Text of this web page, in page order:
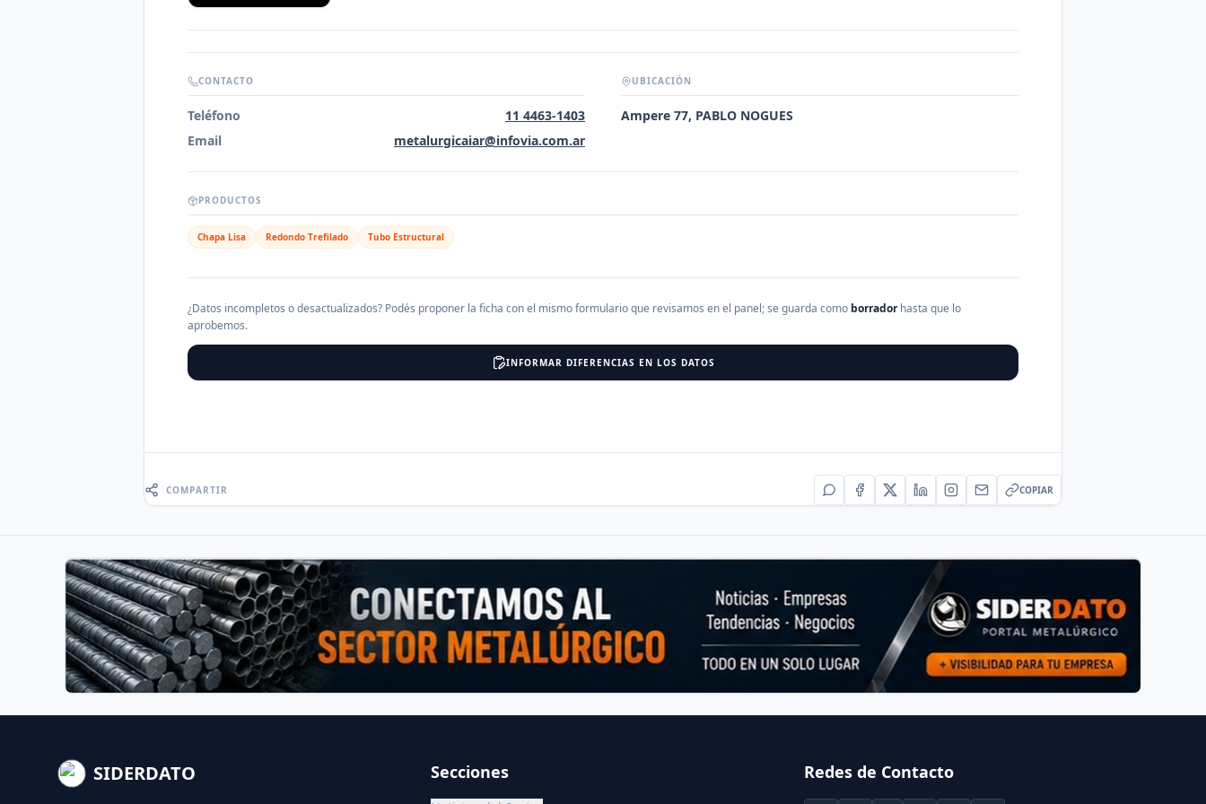
CONTACTO
Teléfono
11 4463-1403
Email
metalurgicaiar@infovia.com.ar
UBICACIÓN
Ampere 77, PABLO NOGUES
PRODUCTOS
Chapa Lisa Redondo Trefilado Tubo Estructural
¿Datos incompletos o desactualizados? Podés proponer la ficha con el mismo formulario que revisamos en el panel; se guarda como borradorhasta que lo
aprobemos.
INFORMAR DIFERENCIAS EN LOS DATOS
COMPARTIR COPIAR
SIDERDATO Secciones Redes de Contacto